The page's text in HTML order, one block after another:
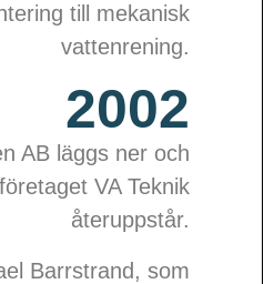
till mekanisk
vattenrening.
2002
AB läggs ner och
VA Teknik
återuppstår.
Barrstrand, som